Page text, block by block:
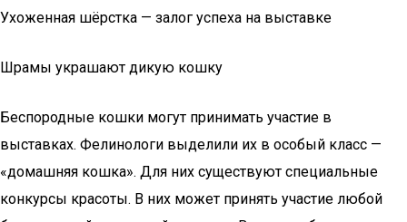
Ухоженная шёрстка — залог успеха на выставке
Шрамы украшают дикую кошку
Беспородные кошки могут принимать участие в
выставках. Фелинологи выделили их в особый класс —
«домашняя кошка». Для них существуют специальные
конкурсы красоты. В них может принять участие любой